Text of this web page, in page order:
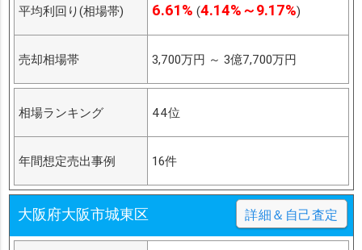
平均利回り(相場帯) 6.61% (4.14%～9.17%)
売却相場帯 3,700万円 ～ 3億7,700万円
相場ランキング 44位
年間想定売出事例 16件
大阪府大阪市城東区 詳細＆自己査定